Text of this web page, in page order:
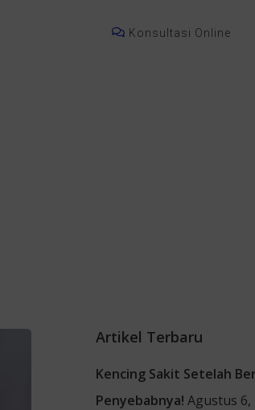
Konsultasi Online
Artikel Terbaru
Kencing Sakit Setelah
Penyebabnya! Agustus 6,